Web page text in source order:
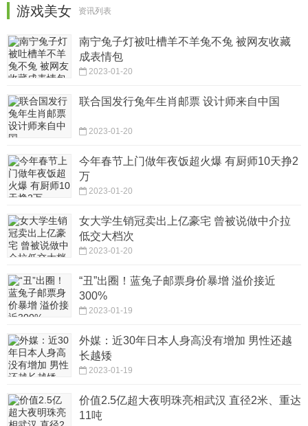
游戏美女 资讯列表
南宁兔子灯被吐槽羊不羊兔不兔 被网友收藏
成表情包
2023-01-20
联合国发行兔年生肖邮票 设计师来自中国
2023-01-20
今年春节上门做年夜饭超火爆 有厨师10天挣2
万
2023-01-20
女大学生销冠卖出上亿豪宅 曾被说做中介拉
低交大档次
2023-01-20
“丑”出圈！蓝兔子邮票身价暴增 溢价接近
300%
2023-01-19
外媒：近30年日本人身高没有增加 男性还越
长越矮
2023-01-19
价值2.5亿超大夜明珠亮相武汉 直径2米、重达
11吨